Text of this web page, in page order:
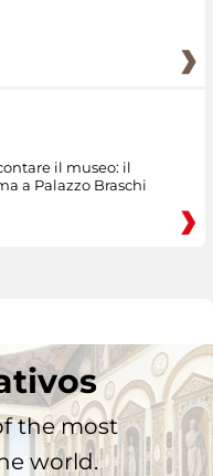
il museo: il
a Palazzo Braschi
the most
world.